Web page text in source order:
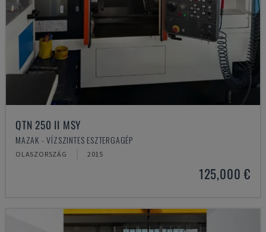
QTN 250 II MSY
MAZAK - VÍZSZINTES ESZTERGAGÉP
OLASZORSZÁG 2015
125,000 €